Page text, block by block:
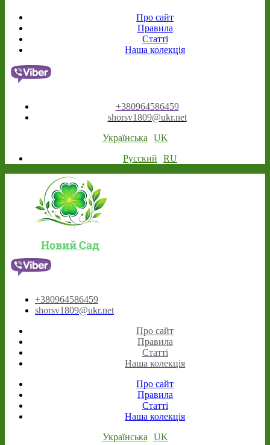
Про сайт
Правила
Статті
Наша колекція
+380964586459
shorsv1809@ukr.net
Українська
UK
Русский
RU
Новий Сад
+380964586459
shorsv1809@ukr.net
Про сайт
Правила
Статті
Наша колекція
Про сайт
Правила
Статті
Наша колекція
Українська
UK